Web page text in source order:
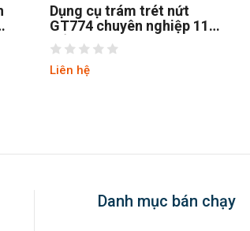
Đồ dán lại silicone bằng
nhựa abs cứng và TPR
dẻo GT773
Liên hệ
Danh mục bán chạy